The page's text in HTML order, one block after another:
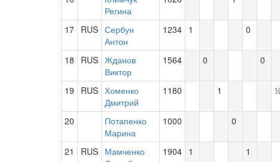
Регина
17 RUS Сербун
Антон
1234 1 0
18 RUS Жданов
Виктор
1564 0 0
19 RUS Хоменко
Дмитрий
1180 1
20
Потапенко
Марина
1000 0
21 RUS Мамченко
1904 1 1